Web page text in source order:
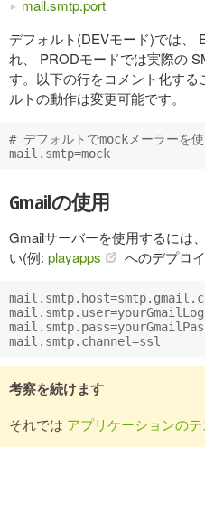
mail.smtp.port
デフォルト(DEVモード)では、
れ、 PRODモードでは実際の
す。以下の行をコメント化す
ルトの動作は変更可能です。
# デフォルトでmockメーラーを使
Gmailの使用
Gmailサーバーを使用するには
い(例: playapps へのデプロ
考察を続けます
それでは アプリケーションのテ